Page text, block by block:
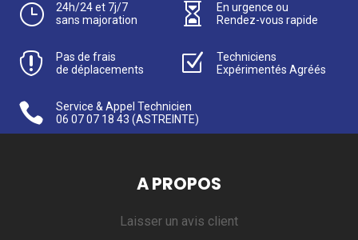
}
24h/24 et 7j/7
sans majoration

En urgence ou
Rendez-vous rapide

Pas de frais
de déplacements
Z
Techniciens
Expérimentés Agréés

Service & Appel Technicien
06 07 07 18 43 (ASTREINTE)
A PROPOS
Laisser un avis client